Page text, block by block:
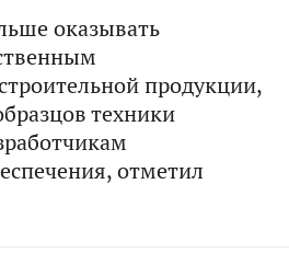
оказывать
продукции,
техники
отметил